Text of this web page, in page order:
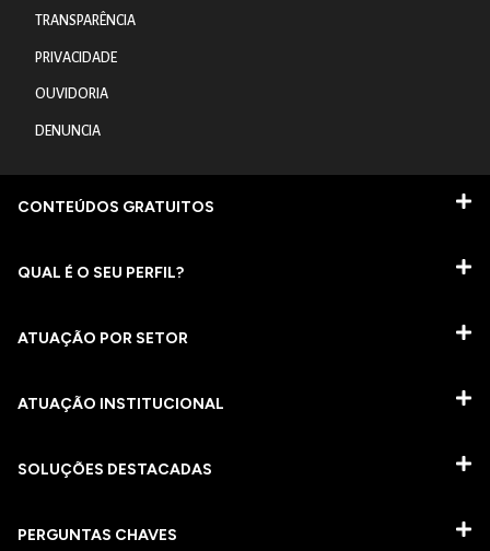
TRANSPARÊNCIA
PRIVACIDADE
OUVIDORIA
DENUNCIA
CONTEÚDOS GRATUITOS
QUAL É O SEU PERFIL?
ATUAÇÃO POR SETOR
ATUAÇÃO INSTITUCIONAL
SOLUÇÕES DESTACADAS
PERGUNTAS CHAVES​